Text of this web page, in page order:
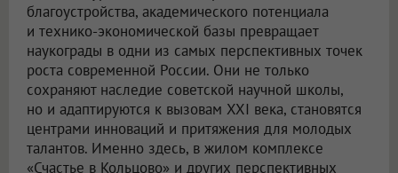
благоустройства, академического потенциала
и технико-экономической базы превращает
наукограды в одни из самых перспективных точек
роста современной России. Они не только
сохраняют наследие советской научной школы,
но и адаптируются к вызовам XXI века, становятся
центрами инноваций и притяжения для молодых
талантов. Именно здесь, в жилом комплексе
«Счастье в Кольцово» и других перспективных